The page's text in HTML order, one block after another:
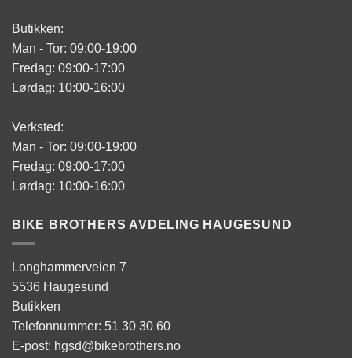
Butikken:
Man - Tor: 09:00-19:00
Fredag: 09:00-17:00
Lørdag: 10:00-16:00
Verksted:
Man - Tor: 09:00-19:00
Fredag: 09:00-17:00
Lørdag: 10:00-16:00
BIKE BROTHERS AVDELING HAUGESUND
Longhammerveien 7
5536 Haugesund
Butikken
Telefonnummer: 51 30 30 60
E-post: hgsd@bikebrothers.no